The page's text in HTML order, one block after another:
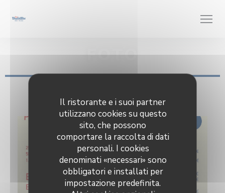
Il ristorante e i suoi partner
utilizzano cookies su questo
sito, che possono
comportare la raccolta di dati
personali. I cookies
denominati «necessari» sono
obbligatori e installati per
impostazione predefinita.
FOTO
LA CARTE